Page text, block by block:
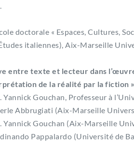
doctorale « Espaces, Cultures,
italiennes), Aix-Marseille
entre texte et lecteur dans
de la réalité par la fiction »
Yannick Gouchan, Professeur à
Abbrugiati (Aix-Marseille
Yannick Gouchan (Aix-Marseille
Pappalardo (Université de